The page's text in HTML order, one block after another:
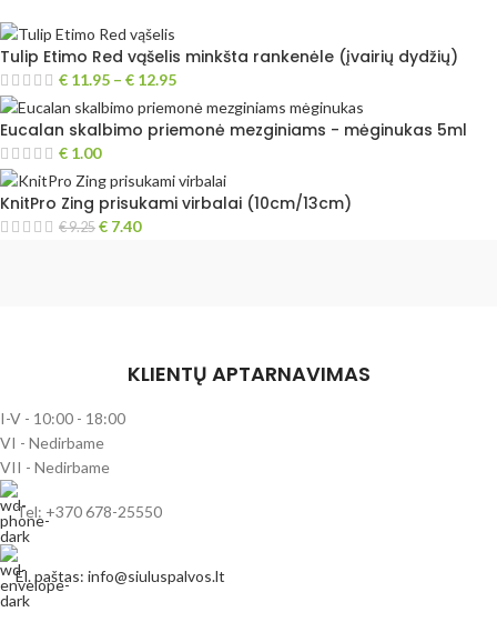
Tulip Etimo Red vąšelis minkšta rankenėle (įvairių dydžių)
€ 11.95 – € 12.95
Eucalan skalbimo priemonė mezginiams - mėginukas 5ml
€ 1.00
KnitPro Zing prisukami virbalai (10cm/13cm)
€9.25 € 7.40
KLIENTŲ APTARNAVIMAS
I-V - 10:00 - 18:00
VI - Nedirbame
VII - Nedirbame
Tel: +370 678-25550
El. paštas: info@siuluspalvos.lt